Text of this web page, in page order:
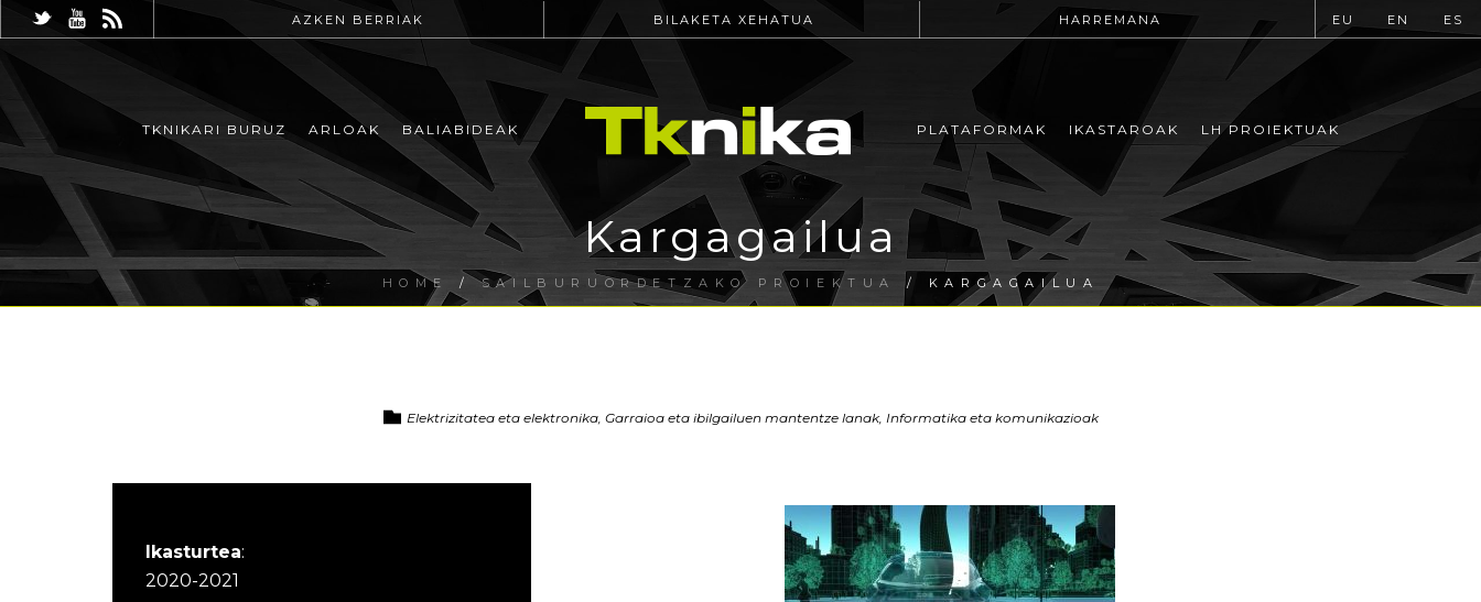
AZKEN BERRIAK BILAKETA XEHATUA HARREMANA EU EN ES
TKNIKARI BURUZ ARLOAK BALIABIDEAK PLATAFORMAK IKASTAROAK LH PROIEKTUAK
Kargagailua
HOME /SAILBURUORDETZAKO PROIEKTUA / KARGAGAILUA
Elektrizitatea eta elektronika, Garraioa eta ibilgailuen mantentze lanak, Informatika eta komunikazioak
Ikasturtea:
2020-2021